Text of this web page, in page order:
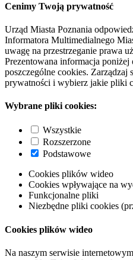
Cenimy Twoją prywatność
Urząd Miasta Poznania
Informatora Multimedialnego
uwagę na przestrzeganie prawa
Prezentowana informacja
poszczególne cookies.
prywatności i wybierz jakie pliki
Wybrane pliki cookies:
Wszystkie
Rozszerzone
Podstawowe
Cookies plików wideo
Cookies wpływające na
Funkcjonalne pliki
Niezbędne pliki cookies
Cookies plików wideo
Na naszym serwisie